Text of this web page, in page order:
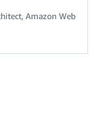
Amazon Web